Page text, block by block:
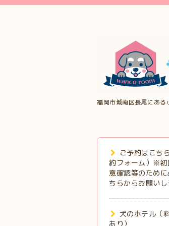
福岡市城南区長尾にある
ご予約はこち
約フォーム）※初
意確認等のために
ちらからお願いし
犬のホテル（
あり）